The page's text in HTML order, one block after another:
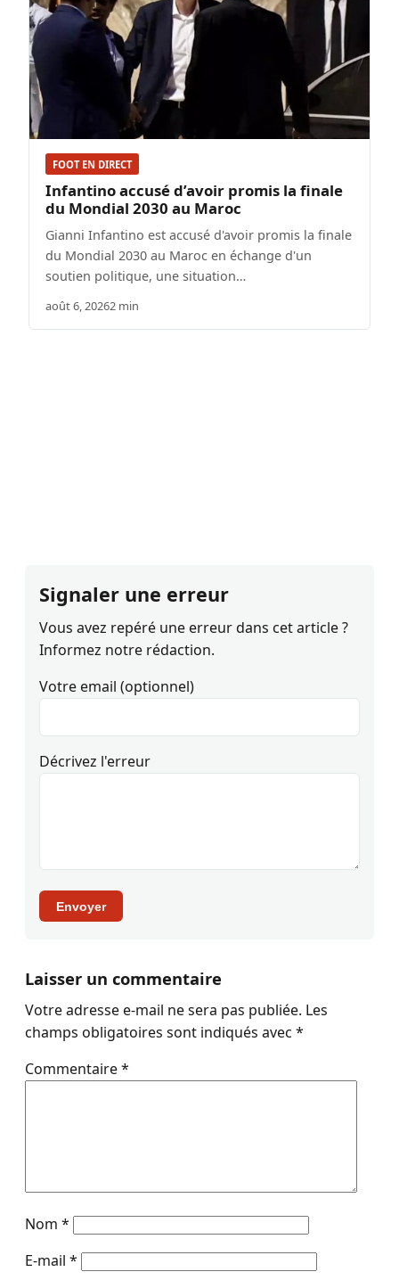
FOOT EN DIRECT
Infantino accusé d’avoir promis la finale
du Mondial 2030 au Maroc
Gianni Infantino est accusé d'avoir promis la finale
du Mondial 2030 au Maroc en échange d'un
soutien politique, une situation…
août 6, 20262 min
Signaler une erreur
Vous avez repéré une erreur dans cet article ?
Informez notre rédaction.
Votre email (optionnel)
Décrivez l'erreur
Envoyer
Laisser un commentaire
Votre adresse e-mail ne sera pas publiée. Les
champs obligatoires sont indiqués avec *
Commentaire*
Nom *
E-mail *